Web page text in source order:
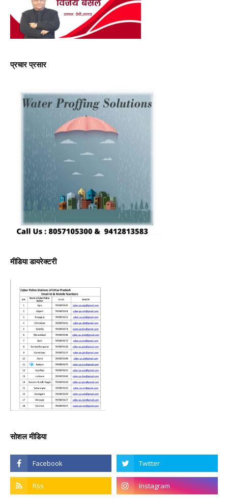
प्रचार प्रसार
मीडिया डायरेक्टरी
सोशल मीडिया